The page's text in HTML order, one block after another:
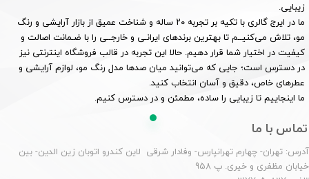
زیبایی.
ما در ایرج گالری با تکیه بر تجربه ۲۰ ساله و شناخت عمیق از بازار آرایشی و رنگ
مو، تلاش می‌کنیــم تا بهترین برندهای ایرانـی و خارجــی را با ضـمانت اصالت و
کیفیت در اختیار شما قرار دهیم. حالا این تجربه در قالب فروشگاه اینترنتی نیز
در دسترس است؛ جایی که می‌توانید میان صدها مدل رنگ مو، لوازم آرایشی و
عطرهای خاص، دقیق و آسان انتخاب کنید.
ما اینجاییم تا زیبایی را ساده، مطمئن و در دسترس کنیم.
تماس با ما
آدرس: تهران- چهارم تهرانپارس- وفادار شرقی لاین کندرو اتوبان زین الدین- بین
خیابان مظفری و خیری. پ 958